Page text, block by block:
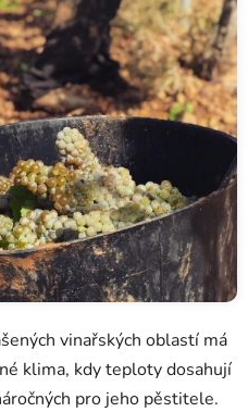
vinařských oblastí má
klima, kdy teploty dosahují
pro jeho pěstitele.